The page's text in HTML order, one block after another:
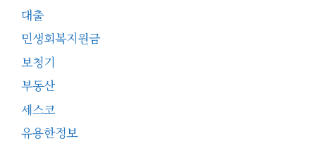
대출
민생회복지원금
보청기
부동산
세스코
유용한정보